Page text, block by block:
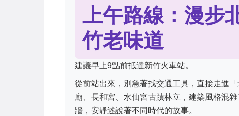
上午路線：漫步
竹老味道
建議早上9點前抵達新竹火車站。
從前站出來，別急著找交通工具，直接走進
廟、長和宮、水仙宮古蹟林立，建築風格混
牆，安靜述說著不同時代的故事。